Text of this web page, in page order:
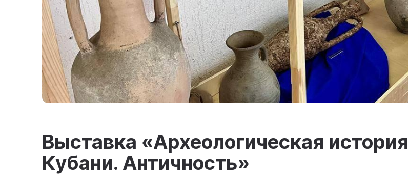
Выставка «Археологическая история
Кубани. Античность»